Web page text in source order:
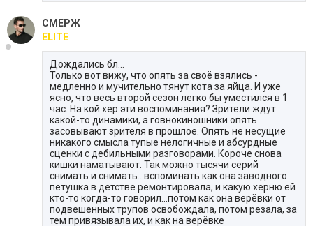
СМЕРЖ
ELITE
Дождались бл...
Только вот вижу, что опять за своё взялись -
медленно и мучительно тянут кота за яйца. И уже
ясно, что весь второй сезон легко бы уместился в 1
час. На кой хер эти воспоминания? Зрители ждут
какой-то динамики, а говнокиношники опять
засовывают зрителя в прошлое. Опять не несущие
никакого смысла тупые нелогичные и абсурдные
сценки с дебильными разговорами. Короче снова
кишки наматывают. Так можно тысячи серий
снимать и снимать...вспоминать как она заводного
петушка в детстве ремонтировала, и какую херню ей
кто-то когда-то говорил...потом как она верёвки от
подвешенных трупов освобождала, потом резала, за
тем привязывала их, и как на верёвке